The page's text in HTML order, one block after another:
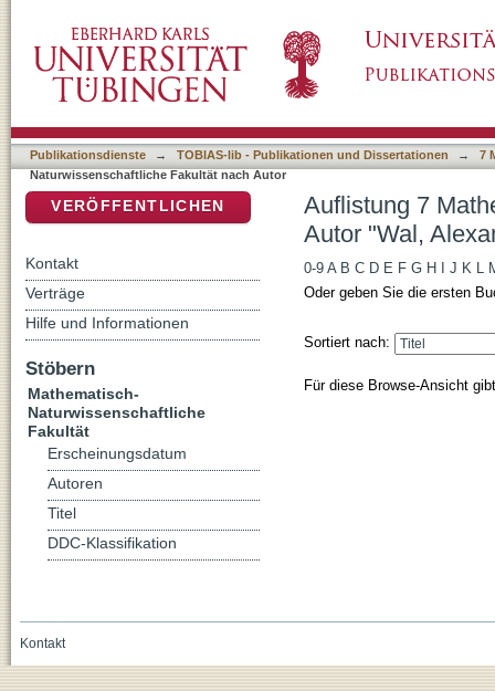
Publikationsdienste → TOBIAS-lib - Publikationen und Dissertationen →
7
Naturwissenschaftliche Fakultät nach Autor
Auflistung 7
Autor "Wal,
0-9 A B C D E F G H J K L
Oder geben Sie die ersten
Sortiert nach:
Für diese Browse-Ansicht
VERÖFFENTLICHEN
Kontakt
Verträge
Hilfe und Informationen
Stöbern
Mathematisch-
Naturwissenschaftliche
Fakultät
Erscheinungsdatum
Autoren
Titel
DDC-Klassifikation
Kontakt